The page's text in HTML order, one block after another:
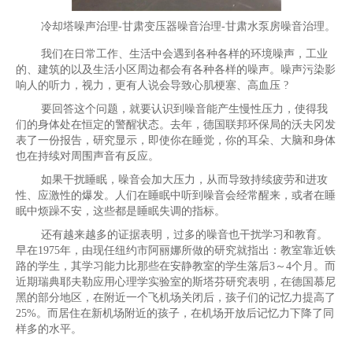
冷却塔噪声治理-甘肃变压器噪音治理-甘肃水泵房噪音治理。
我们在日常工作、生活中会遇到各种各样的环境噪声，工业
的、建筑的以及生活小区周边都会有各种各样的噪声。噪声污染影
响人的听力，视力，更有人说会导致心肌梗塞、高血压 ?
要回答这个问题，就要认识到噪音能产生慢性压力，使得我
们的身体处在恒定的警醒状态。去年，德国联邦环保局的沃夫冈发
表了一份报告，研究显示，即使你在睡觉，你的耳朵、大脑和身体
也在持续对周围声音有反应。
如果干扰睡眠，噪音会加大压力，从而导致持续疲劳和进攻
性、应激性的爆发。人们在睡眠中听到噪音会经常醒来，或者在睡
眠中烦躁不安，这些都是睡眠失调的指标。
还有越来越多的证据表明，过多的噪音也干扰学习和教育。
早在1975年，由现任纽约市阿丽娜所做的研究就指出：教室靠近铁
路的学生，其学习能力比那些在安静教室的学生落后3～4个月。而
近期瑞典耶夫勒应用心理学实验室的斯塔芬研究表明，在德国慕尼
黑的部分地区，在附近一个飞机场关闭后，孩子们的记忆力提高了
25%。而居住在新机场附近的孩子，在机场开放后记忆力下降了同
样多的水平。